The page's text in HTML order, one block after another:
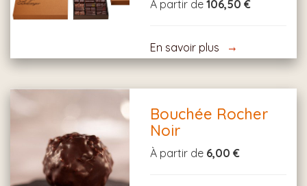
À partir de106,50 €
En savoir plus
Bouchée Rocher
Noir
À partir de 6,00 €